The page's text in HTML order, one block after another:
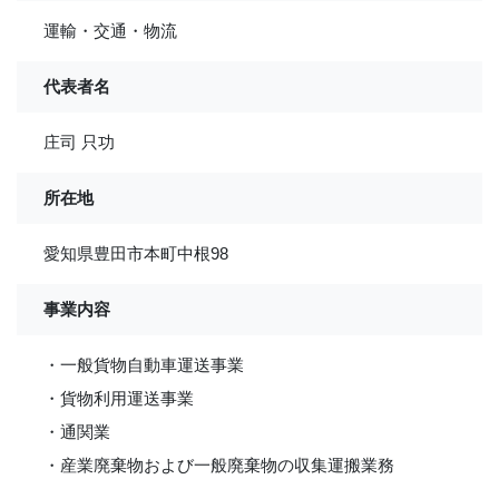
運輸・交通・物流
代表者名
庄司 只功
所在地
愛知県豊田市本町中根98
事業内容
・一般貨物自動車運送事業
・貨物利用運送事業
・通関業
・産業廃棄物および一般廃棄物の収集運搬業務